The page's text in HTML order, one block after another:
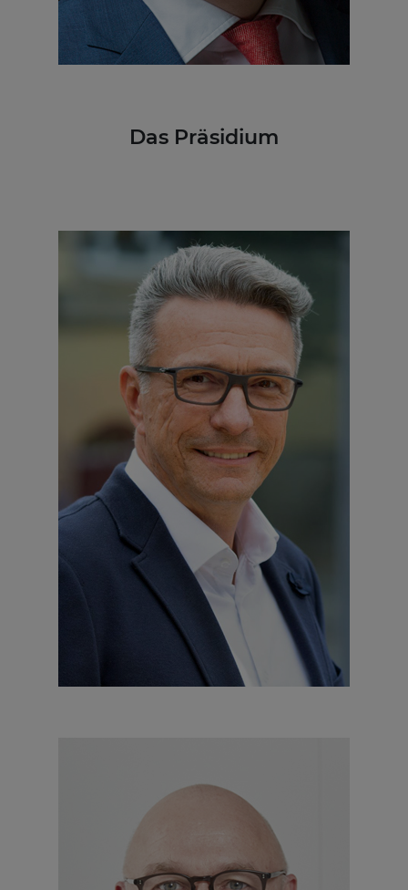
Das Präsidium